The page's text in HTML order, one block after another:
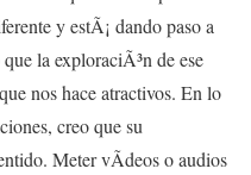
y estÃ¡ dando paso a
la exploraciÃ³n de ese
nos hace atractivos. En lo
creo que su
Meter vÃ­deos o audios